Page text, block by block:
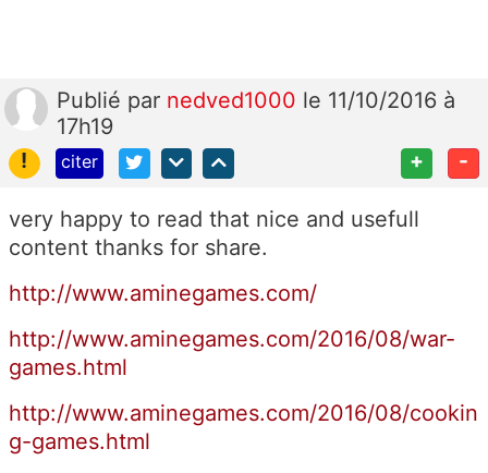
Publié par nedved1000 le 11/10/2016 à
17h19
!
citer + -
very happy to read that nice and usefull
content thanks for share.
http://www.aminegames.com/
http://www.aminegames.com/2016/08/war-
games.html
http://www.aminegames.com/2016/08/cookin
g-games.html